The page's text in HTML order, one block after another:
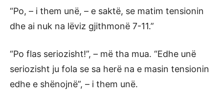
“Po, – i them unë, – e saktë, se matim tensionin
dhe ai nuk na lëviz gjithmonë 7-11.”
“Po flas seriozisht!”, – më tha mua. “Edhe unë
seriozisht ju fola se sa herë na e masin tensionin
edhe e shënojnë”, – i them unë.